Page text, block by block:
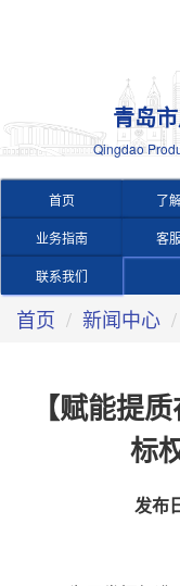
青岛
Qingdao
首页 了
业务指南 客
联系我们
首页 新闻中心
【赋能提
标
发布